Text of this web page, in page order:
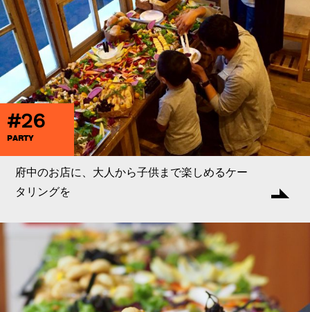
#26
PARTY
府中のお店に、大人から子供まで楽しめるケー
タリングを